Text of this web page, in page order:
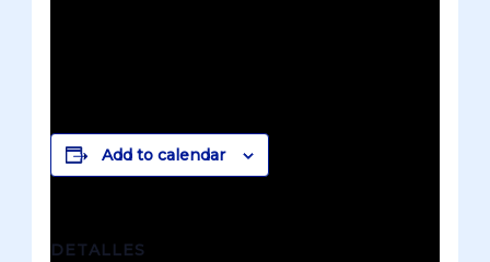
Add to calendar
DETALLES